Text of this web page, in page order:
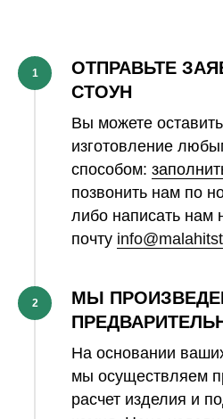
1
ОТПРАВЬТЕ
СТОУН
Вы можете
изготовление
способом:
позвонить нам по
либо написать нам
почту
2
МЫ
На основании
мы осуществляем
расчет изделия и